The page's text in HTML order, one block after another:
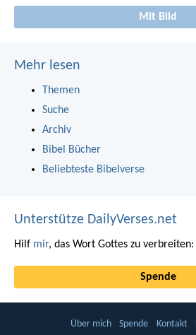
Mit Bild
Mehr lesen
Themen
Suche
Archiv
Bibel Bücher
Beliebteste Bibelverse
Unterstütze DailyVerses.net
Hilf mir, das Wort Gottes zu verbreiten:
Spende
Über mich Spende Kontakt